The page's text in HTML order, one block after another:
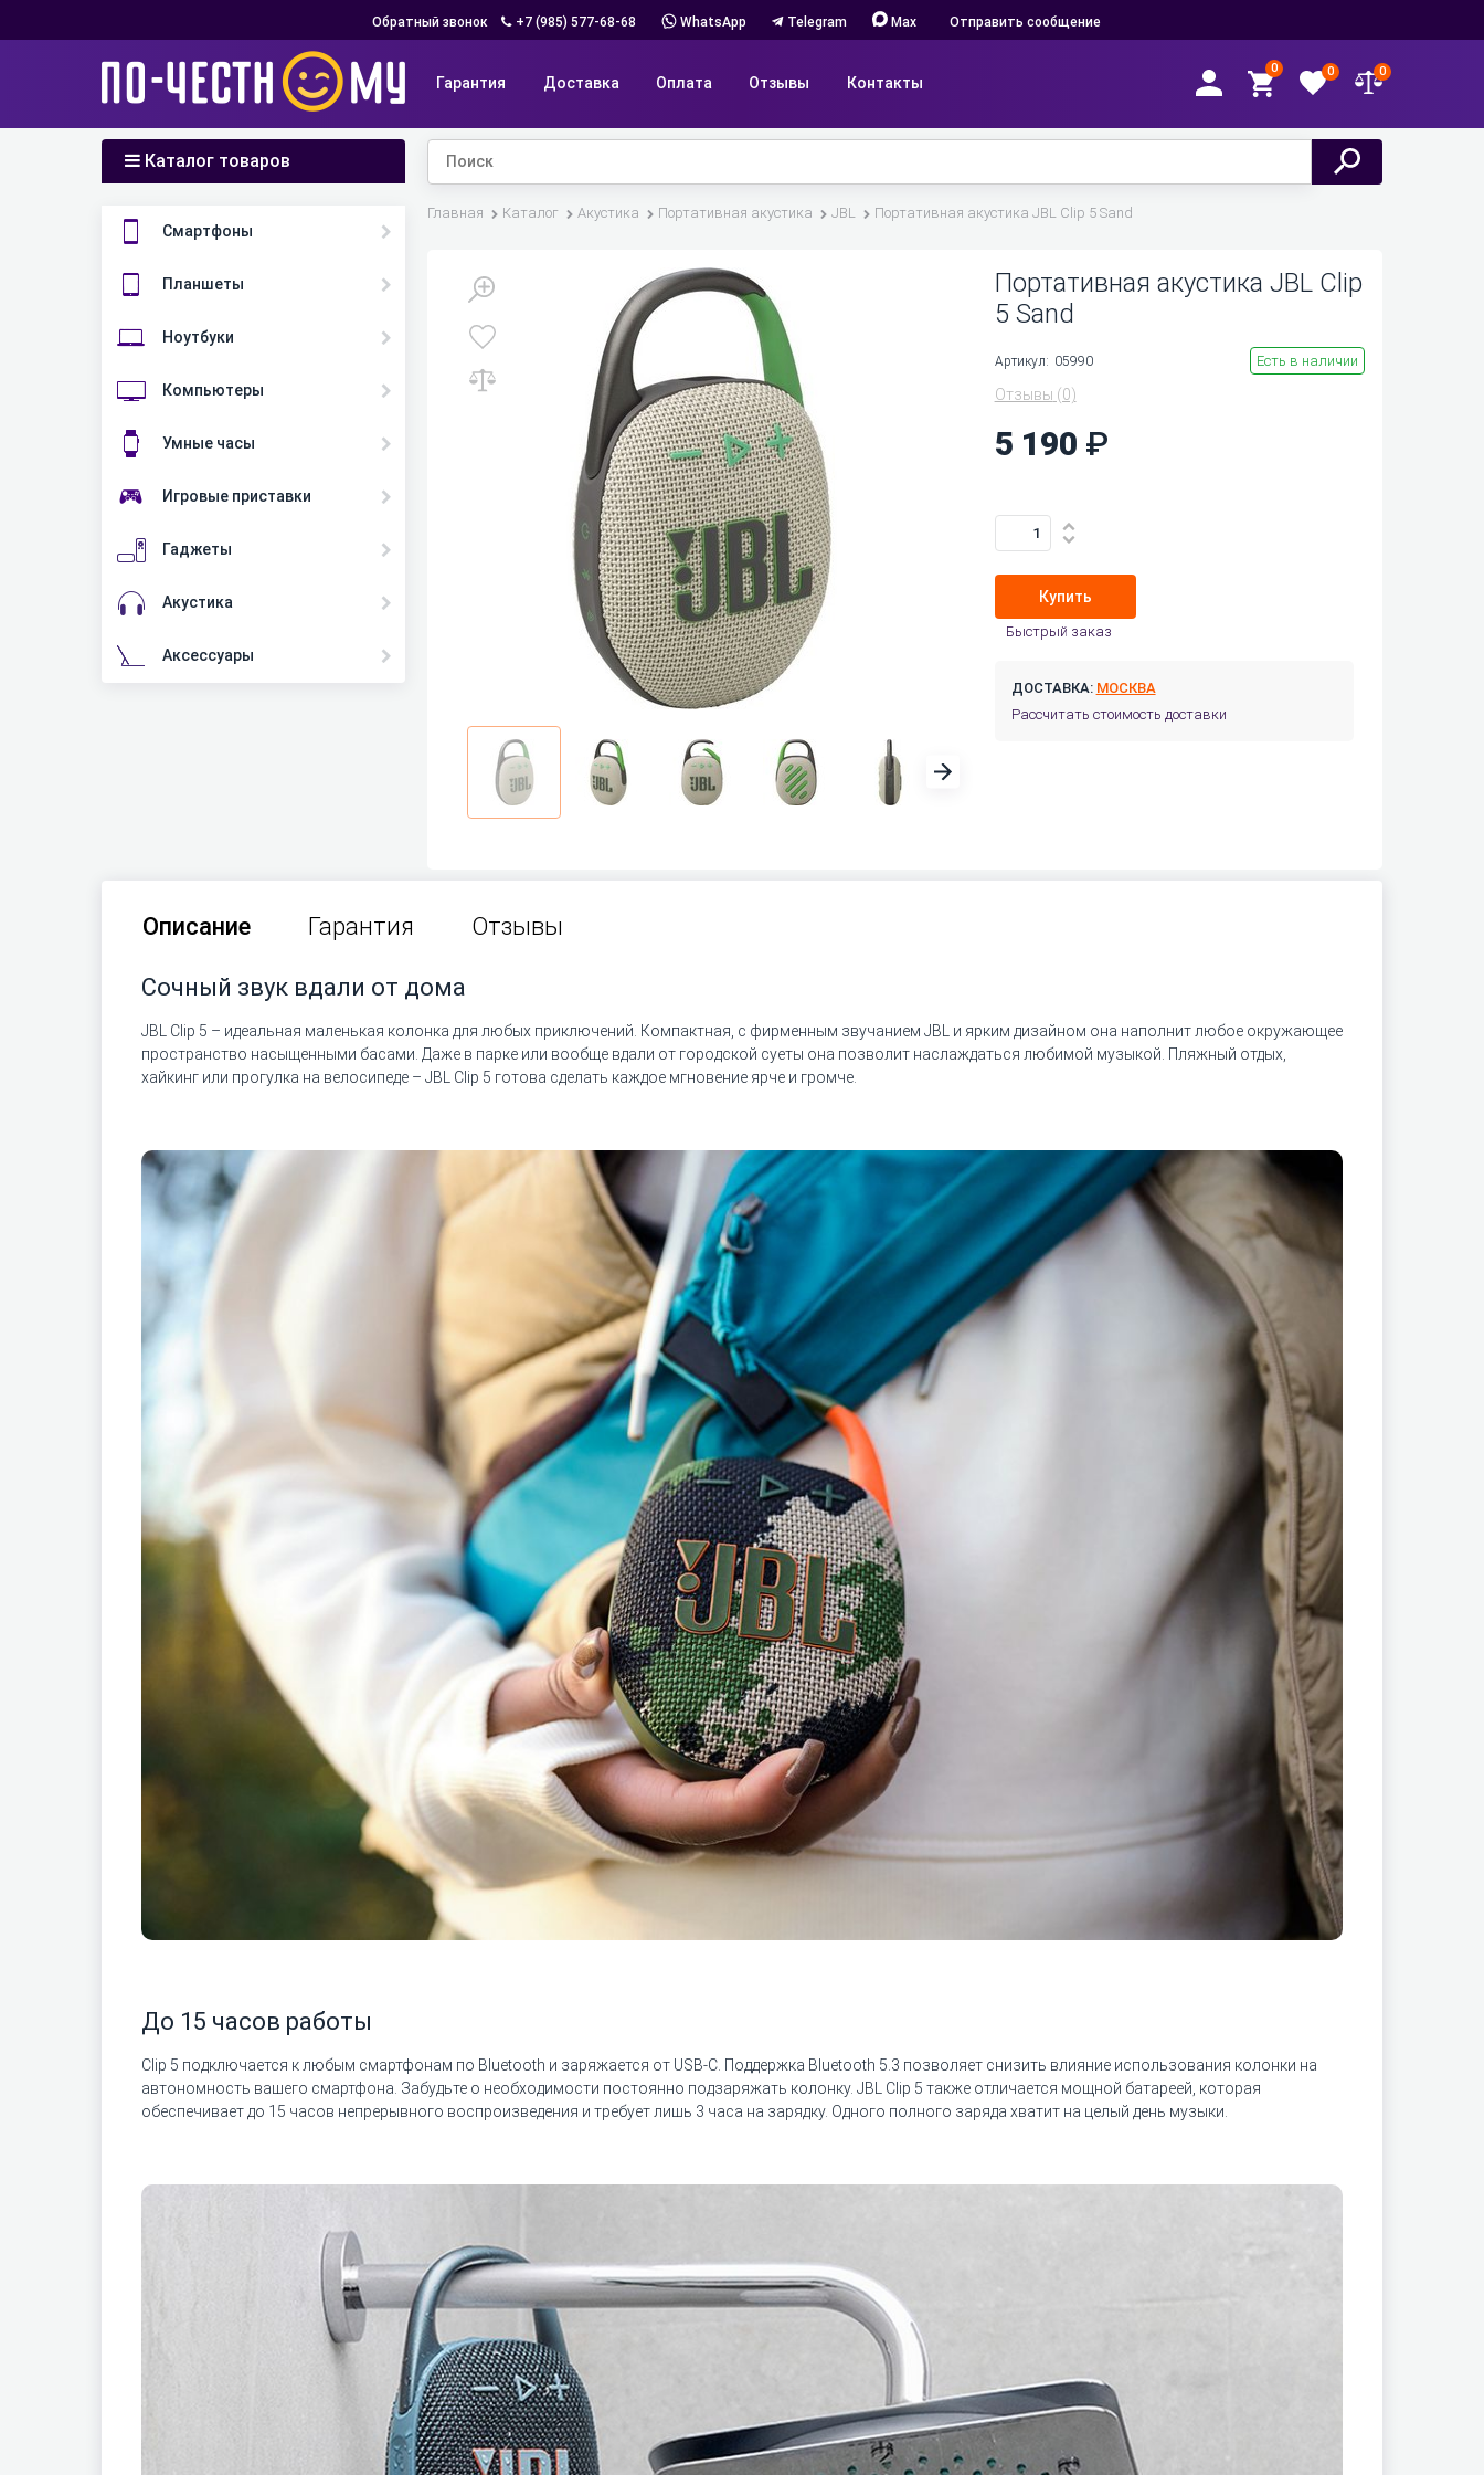
Обратный звонок +7 (985) 577-68-68 WhatsApp Telegram Max Отправить сообщение
Гарантия Доставка Оплата Отзывы Контакты
0 0 0
Каталог товаров
Смартфоны
Планшеты
Ноутбуки
Компьютеры
Умные часы
Игровые приставки
Гаджеты
Акустика
Аксессуары
Главная Каталог Акустика Портативная акустика JBL Портативная акустика JBL Clip 5 Sand
Портативная акустика JBL Clip
5 Sand
Артикул: 05990 Есть в наличии
Отзывы (0)
5 190
Купить
Быстрый заказ
ДОСТАВКА: МОСКВА
Рассчитать стоимость доставки
Описание Гарантия Отзывы
Сочный звук вдали от дома
JBL Clip 5 – идеальная маленькая колонка для любых приключений. Компактная, с фирменным звучанием JBL и ярким дизайном она наполнит любое окружающее
пространство насыщенными басами. Даже в парке или вообще вдали от городской суеты она позволит наслаждаться любимой музыкой. Пляжный отдых,
хайкинг или прогулка на велосипеде – JBL Clip 5 готова сделать каждое мгновение ярче и громче.
До 15 часов работы
Clip 5 подключается к любым смартфонам по Bluetooth и заряжается от USB-C. Поддержка Bluetooth 5.3 позволяет снизить влияние использования колонки на
автономность вашего смартфона. Забудьте о необходимости постоянно подзаряжать колонку. JBL Clip 5 также отличается мощной батареей, которая
обеспечивает до 15 часов непрерывного воспроизведения и требует лишь 3 часа на зарядку. Одного полного заряда хватит на целый день музыки.